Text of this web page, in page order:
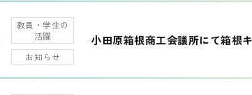
教員・学生の
活躍
お知らせ
小田原箱根商工会議所にて箱根